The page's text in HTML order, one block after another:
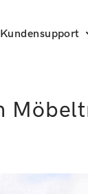
Kundensupport